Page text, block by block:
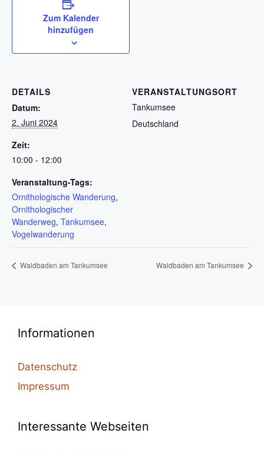
Zum Kalender
hinzufügen
DETAILS
Datum:
2. Juni 2024
Zeit:
10:00 - 12:00
Veranstaltung-Tags:
Ornithologische Wanderung,
Ornithologischer
Wanderweg, Tankumsee,
Vogelwanderung
VERANSTALTUNGSORT
Tankumsee
Deutschland
Waldbaden am Tankumsee Waldbaden am Tankumsee
Informationen
Datenschutz
Impressum
Interessante Webseiten